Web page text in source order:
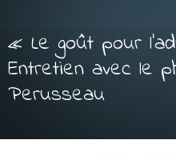
« Le goût pour
Entretien avec le
Perusseau